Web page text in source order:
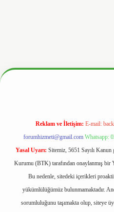
Reklam ve İletişim: E-mail:
forumhizmeti@gmail.com Whatsapp:
Yasal Uyarı: Sitemiz, 5651 Sayılı
Kurumu (BTK) tarafından onaylanmış bir
Bu nedenle, sitedeki içerikleri
yükümlülüğümüz bulunmamaktadır.
sorumluluğunu taşımakta olup, siteye